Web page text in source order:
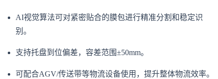
AI视觉算法可对紧密贴合的膜包进行精准分割和稳定识
别。
支持托盘到位偏差，容差范围±50mm。
可配合AGV/传送带等物流设备使用，提升整体物流效率。